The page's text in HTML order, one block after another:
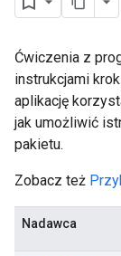
Ćwiczenia z
instrukcjami
aplikację
jak umożliwić
pakietu.
Zobacz też
Nadawca